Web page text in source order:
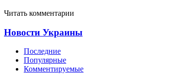
Читать комментарии
Новости Украины
Последние
Популярные
Комментируемые